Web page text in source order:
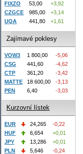
FIXZO
53,00
+3,92
CZGCE
985,00
+3,14
UQA
441,80 +1,61
Zajímavé poklesy
VOW3 1 800,00
-5,06
CSG
441,60
-4,62
CTP
361,20
-3,42
MATTE
18 600,00
-3,13
PEN
6,40 -3,03
Kurzovní lístek
EUR 24,265
-0,22
HUF
6,654
+0,01
JPY
13,286
+0,01
PLN
5,646
-0,24